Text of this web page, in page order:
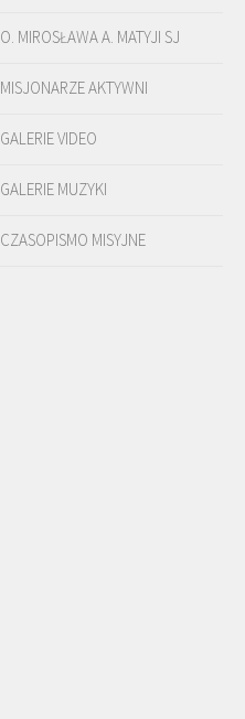
DUCHOWOŚĆ
O. MIROSŁAWA A. MATYJI SJ
MISJONARZE AKTYWNI
GALERIE VIDEO
GALERIE MUZYKI
CZASOPISMO MISYJNE